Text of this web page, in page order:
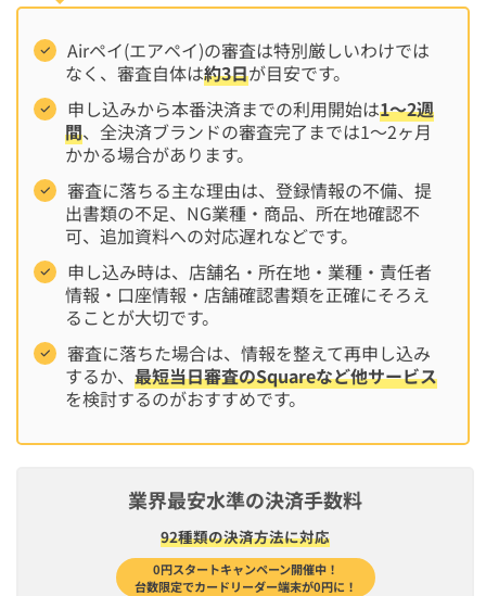
Airペイ(エアペイ)の審査は特別厳しいわけでは
なく、審査自体は約3日が目安です。
申し込みから本番決済までの利用開始は1〜2週
間、全決済ブランドの審査完了までは1〜2ヶ月
かかる場合があります。
審査に落ちる主な理由は、登録情報の不備、提
出書類の不足、NG業種・商品、所在地確認不
可、追加資料への対応遅れなどです。
申し込み時は、店舗名・所在地・業種・責任者
情報・口座情報・店舗確認書類を正確にそろえ
ることが大切です。
審査に落ちた場合は、情報を整えて再申し込み
するか、 最短当日審査のSquareなど他サービス
を検討するのがおすすめです。
業界最安水準の決済手数料
92種類の決済方法に対応
0円スタートキャンペーン開催中！
台数限定でカードリーダー端末が0円に！